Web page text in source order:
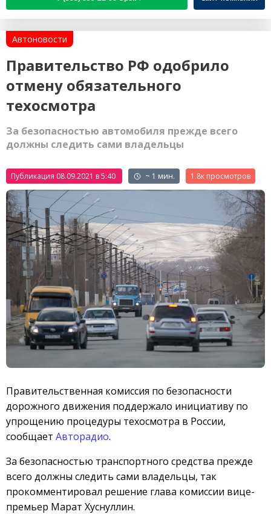
Автоновости
Правительство РФ одобрило
отмену обязательного
техосмотра
За безопасностью автомобиля прежде всего
должны следить сами владельцы
Публикация 08.09.2021 в 5:40 ~ 1 мин. 1.8к
Правительственная комиссия по безопасности
дорожного движения поддержало инициативу по
упрощению процедуры техосмотра в России,
сообщает Авторадио.
За безопасностью транспортного средства прежде
всего должны следить сами владельцы, так
прокомментировал решение глава комиссии вице-
премьер Марат Хуснуллин.